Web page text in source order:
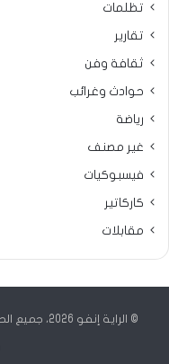
تظلمات
تقارير
ثقافة وفن
حوادث وغرائب
رياضة
غير مصنف
فيسبوكيات
كاركاتير
مقابلات
© الراية إنفو 2026، جميع الحقوق محفوظة |